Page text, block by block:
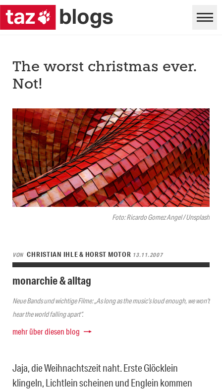
Foto: Ricardo Gomez Angel / Unsplash
The worst christmas ever.
Not!
VON CHRISTIAN IHLE & HORST MOTOR 13.11.2007
monarchie & alltag
Neue Bands und wichtige Filme: „As long as the music’s loud enough, we won’t
hear the world falling apart“.
mehr über diesen blog
Jaja, die Weihnachtszeit naht. Erste Glöcklein
klingeln, Lichtlein scheinen und Englein kommen